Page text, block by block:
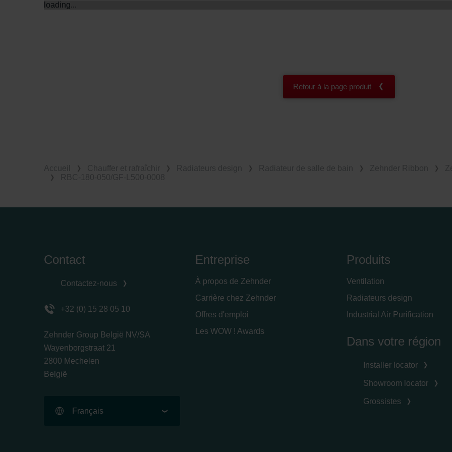
loading...
Retour à la page produit
Contact
Contactez-nous
+32 (0) 15 28 05 10
Zehnder Group België NV/SA
Wayenborgstraat 21
2800 Mechelen
België
Français
Entreprise
À propos de Zehnder
Carrière chez Zehnder
Offres d'emploi
Les WOW ! Awards
Produits
Ventilation
Radiateurs design
Industrial Air Purification
Dans votre région
Installer locator
Showroom locator
Grossistes